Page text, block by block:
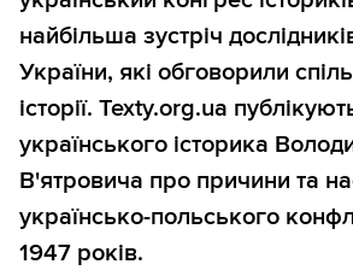
найбільша зустріч
України, які обговорили
історії. Texty.org.ua
українського історика
В'ятровича про причини та
українсько-польського
1947 років.